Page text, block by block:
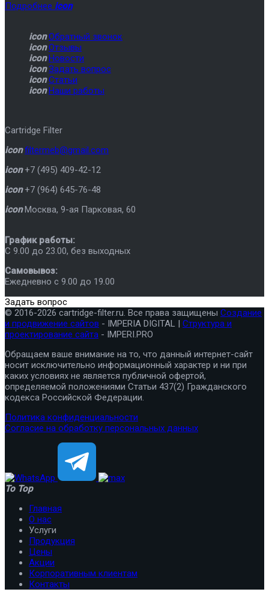
Подробнее icon
icon Обратный звонок
icon Отзывы
icon Новости
icon Задать вопрос
icon Статьи
icon Наши работы
Cartridge Filter
icon filtermeb@gmail.com
icon +7 (495) 409-42-12
icon +7 (964) 645-76-48
icon Москва, 9-ая Парковая, 60
График работы:
C 9.00 до 23.00, без выходных
Самовывоз:
Ежедневно с 9.00 до 19.00
Задать вопрос
© 2016-2026 cartridge-filter.ru. Все права защищены Создание
и продвижение сайтов - IMPERIA DIGITAL | Структура и
проектирование сайта - IMPERI.PRO
Обращаем ваше внимание на то, что данный интернет-сайт
носит исключительно информационный характер и ни при
каких условиях не является публичной офертой,
определяемой положениями Статьи 437(2) Гражданского
кодекса Российской Федерации.
Политика конфиденциальности
Согласие на обработку персональных данных
To Top
Главная
О нас
Услуги
Продукция
Цены
Акции
Корпоративным клиентам
Контакты